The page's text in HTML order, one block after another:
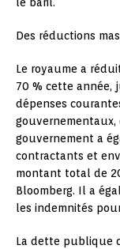
le baril.
Des réductions
Le royaume a
70 % cette année,
dépenses
gouvernementaux,
gouvernement a
contractants et
montant total de
Bloomberg. Il a
les indemnités
La dette publique